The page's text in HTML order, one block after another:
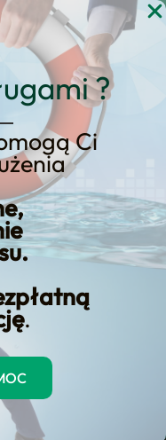
?
Ci
.
stopą
ze
została
korzyści,
CTA.